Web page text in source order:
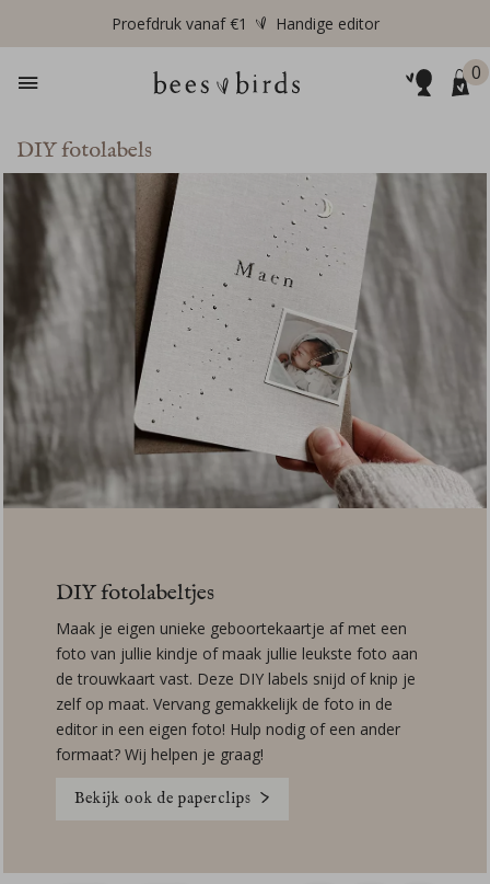
Proefdruk vanaf €1 Handige editor
0
DIY fotolabels
DIY fotolabeltjes
Maak je eigen unieke geboortekaartje af met een
foto van jullie kindje of maak jullie leukste foto aan
de trouwkaart vast. Deze DIY labels snijd of knip je
zelf op maat. Vervang gemakkelijk de foto in de
editor in een eigen foto! Hulp nodig of een ander
formaat? Wij helpen je graag!
Bekijk ook de paperclips